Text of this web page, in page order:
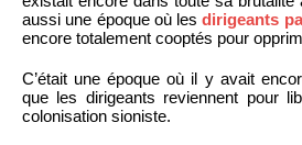
aussi une époque où lesdirigeants
encore totalement cooptés pour
C’était une époque où il y avait
que les dirigeants reviennent pour
colonisation sioniste.